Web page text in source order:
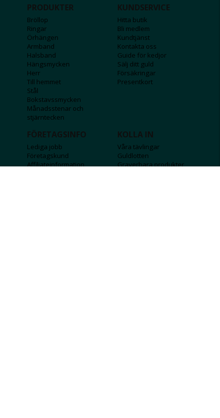
PRODUKTER
Bröllop
Ringar
Örhängen
Armband
Halsband
Hängsmycken
Herr
Till hemmet
Stål
Bokstavssmycken
Månadsstenar och
stjärntecken
KUNDSERVICE
Hitta butik
Bli medlem
Kundtjänst
Kontakta oss
Guide för kedjor
Sälj ditt guld
Försäkringar
Presentkort
FÖRETAGSINFO
Lediga jobb
Företagskund
Affiliateinformation
KOLLA IN
Våra tävlingar
Guldlotten
Graverbara produkter